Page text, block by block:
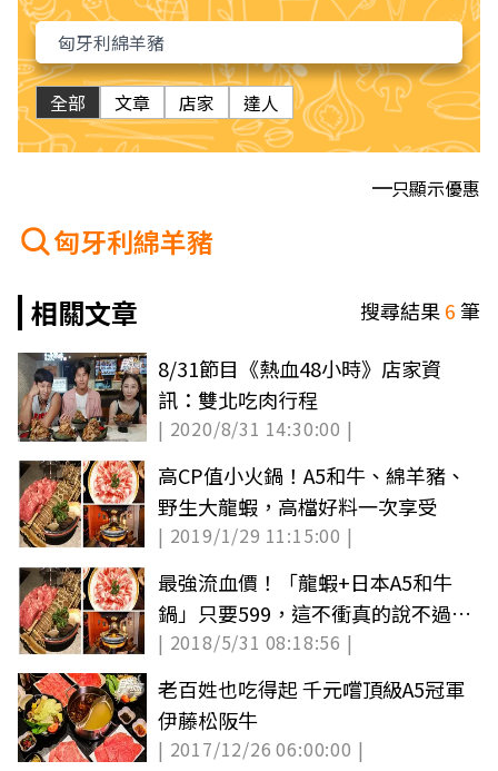
全部 文章 店家 達人
只顯示優惠
匈牙利綿羊豬
相關文章
搜尋結果6筆
8/31節目《熱血48小時》店家資
訊：雙北吃肉行程
| 2020/8/31 14:30:00 |
高CP值小火鍋！A5和牛、綿羊豬、
野生大龍蝦，高檔好料一次享受
| 2019/1/29 11:15:00 |
最強流血價！「龍蝦+日本A5和牛
鍋」只要599，這不衝真的說不過去
了
| 2018/5/31 08:18:56 |
老百姓也吃得起 千元嚐頂級A5冠軍
伊藤松阪牛
| 2017/12/26 06:00:00 |